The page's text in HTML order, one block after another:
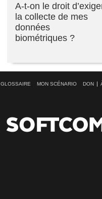
A-t-on le droit
la collecte de mes
données
biométriques ?
GLOSSAIRE MON SCÉNARIO DON